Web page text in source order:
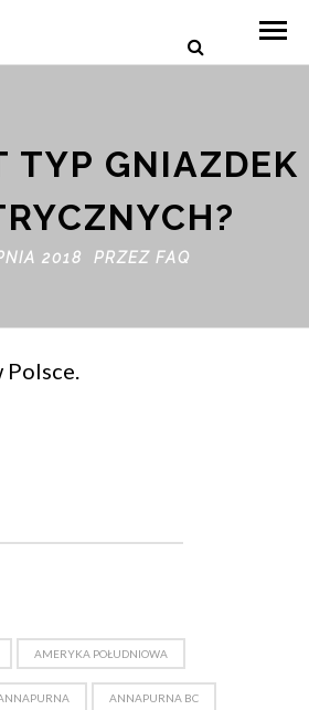
TYP GNIAZDEK
2018 PRZEZ FAQ
Polsce.
AMERYKA POŁUDNIOWA
ANNAPURNA BC